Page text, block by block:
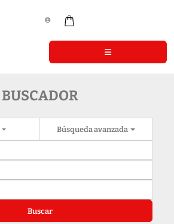
BUSCADOR
Búsqueda avanzada
Buscar